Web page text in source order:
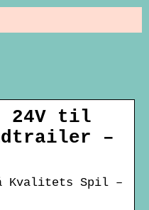
24V til
–
Kvalitets Spil –